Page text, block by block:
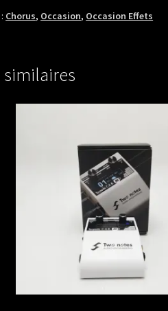
Chorus, Occasion, Occasion Effets
similaires